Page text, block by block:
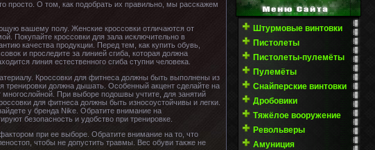
просто. О том, как подобрать их правильно, мы расскажем
вашему полу. Женские кроссовки отличаются от
Покупайте кроссовки для зала исключительно в
качества продукции. Перед тем, как купить обувь,
и проследите за линией сгиба, которая должна
линия естественного сгиба ступни человека.
Кроссовки для фитнеса должны быть выполнены из
тренировки должна дышать. Особенный акцент сделайте на
При выборе подошвы учтите, для занятий
для фитнеса должны быть износоустойчивы и легки.
у бренда Nike. Обратите внимание на
безопасность и удобство при тренировке.
при ее выборе. Обратите внимание на то, что
чтобы не допустить травмы. Вес обуви также не
Штурмовые винтовки
Пистолеты
Пистолеты-пулемёты
Пулемёты
Снайперские винтовки
Дробовики
Тяжёлое вооружение
Револьверы
Амуниция